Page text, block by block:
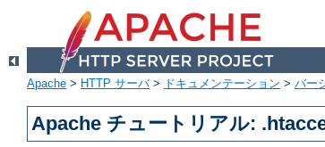
Apache > HTTP サーバ> ドキュメンテーション > バー
Apache チュートリアル: